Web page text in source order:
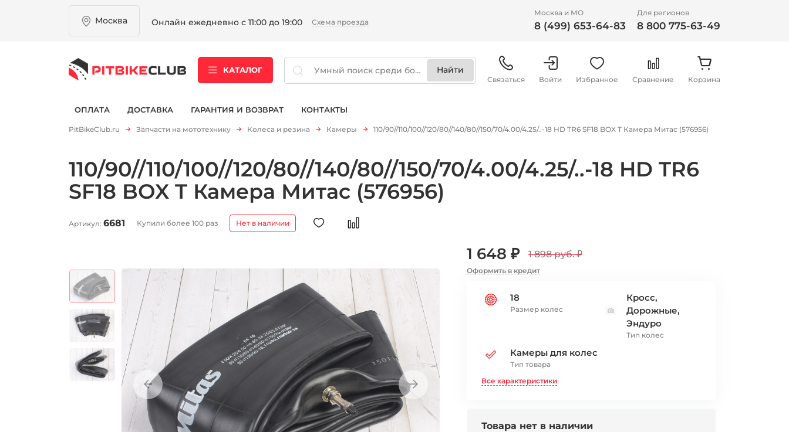
Москва Онлайн ежедневно с 11:00 до 19:00 Схема проезда
Москва и МО
8 (499) 653-64-83
Для регионов
8 800 775-63-49
КАТАЛОГ
Связаться Войти Избранное Сравнение Корзина
ОПЛАТА ДОСТАВКА ГАРАНТИЯ И ВОЗВРАТ КОНТАКТЫ
PitBikeClub.ru Запчасти на мототехнику Колеса и резина Камеры 110/90//110/100//120/80//140/80//150/70/4.00/4.25/..-18 HD TR6 SF18 BOX T Камера Митас (576956)
110/90//110/100//120/80//140/80//150/70/4.00/4.25/..-18 HD TR6
SF18 BOX T Камера Митас (576956)
Артикул: 6681 Купили более 100 раз Нет в наличии
1 648 ₽ 1 898 руб.₽
Оформить в кредит
18
Размер колес
Кросс,
Дорожные,
Эндуро
Тип колес
Камеры для колес
Тип товара
Все характеристики
Товара нет в наличии